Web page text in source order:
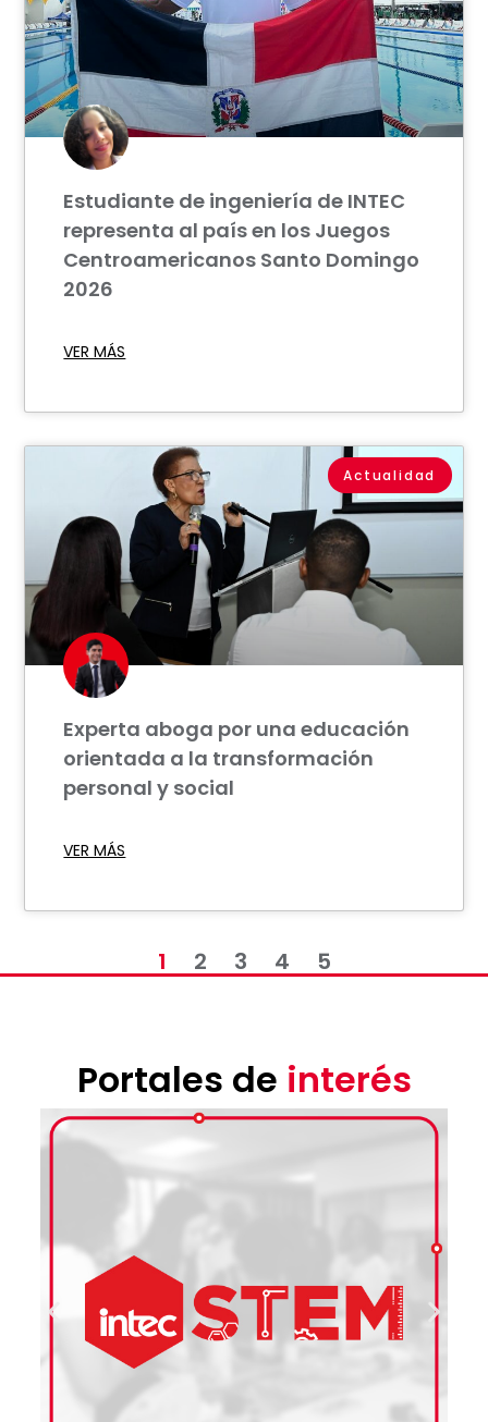
Estudiante de ingeniería de INTEC
representa al país en los Juegos
Centroamericanos Santo Domingo
2026
VER MÁS
Actualidad
Experta aboga por una educación
orientada a la transformación
personal y social
VER MÁS
1 2 3 4 5
Portales de interés